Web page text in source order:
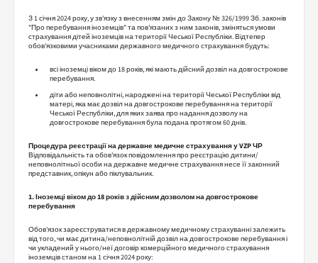
З 1 січня 2024 року, у зв'язку з внесенням змін до Закону № 326/1999 Зб. законів
"Про перебування іноземців" та пов'язаних з ним законів, зміняться умови
страхування дітей іноземців на території Чеської Республіки. Відтепер
обов'язковими учасниками державного медичного страхування будуть:
всі іноземці віком до 18 років, які мають дійсний дозвіл на довгострокове
перебування.
діти або неповнолітні, народжені на території Чеської Республіки від
матері, яка має дозвіл на довгострокове перебування на території
Чеської Республіки, для яких заява про надання дозволу на
довгострокове перебування була подана протягом 60 днів.
Процедура реєстрації на державне медичне страхування у VZP ЧР
Відповідальність та обов'язок повідомлення про реєстрацію дитини/
неповнолітньої особи на державне медичне страхування несе її законний
представник, опікун або піклувальник.
1. Іноземці віком до 18 років з дійсним дозволом на довгострокове
перебування
Обов'язок зареєструватися в державному медичному страхуванні залежить
від того, чи має дитина/неповнолітній дозвіл на довгострокове перебування і
чи укладений у нього/неї договір комерційного медичного страхування
іноземців станом на 1 січня 2024 року: